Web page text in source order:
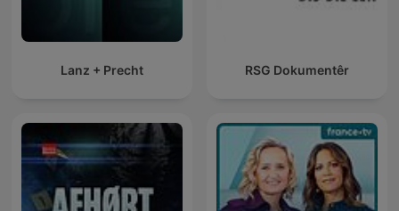
Lanz + Precht RSG Dokumentêr